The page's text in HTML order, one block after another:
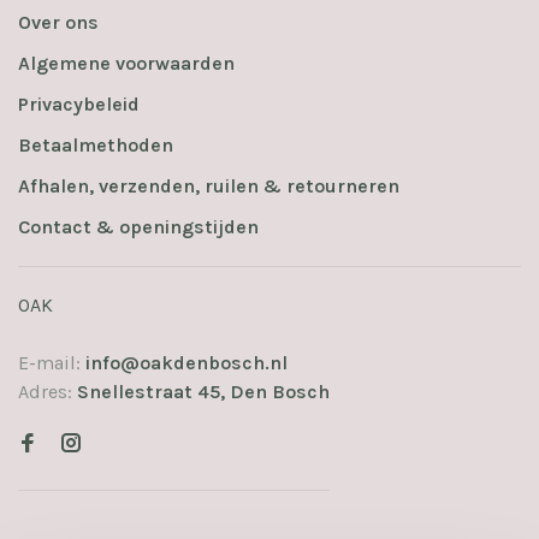
Over ons
Algemene voorwaarden
Privacybeleid
Betaalmethoden
Afhalen, verzenden, ruilen & retourneren
Contact & openingstijden
OAK
E-mail: info@oakdenbosch.nl
Adres: Snellestraat 45, Den Bosch